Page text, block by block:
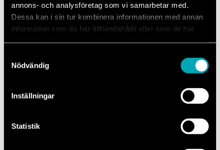
annons- och analysföretag som vi samarbetar med.
Dessa kan i sin tur kombinera informationen med annan
information som du har tillhandahållit eller som de har
Nödvändig
Inställningar
Statistik
Enkelt och tryggt – vi guidar dig hela vägen
Så går en skadebesiktning till
hos Skadeverkstad Partille
Skadebesiktningen tar cirka en halvtimma och utförs av vår
skadetekniker som tillsammans med dig går igenom skadorna på bilen.
viktigt att snabbt göra en skadeanmälan då det krävs ett
godkännande från försäkringsbolaget innan reparation kan utföras.